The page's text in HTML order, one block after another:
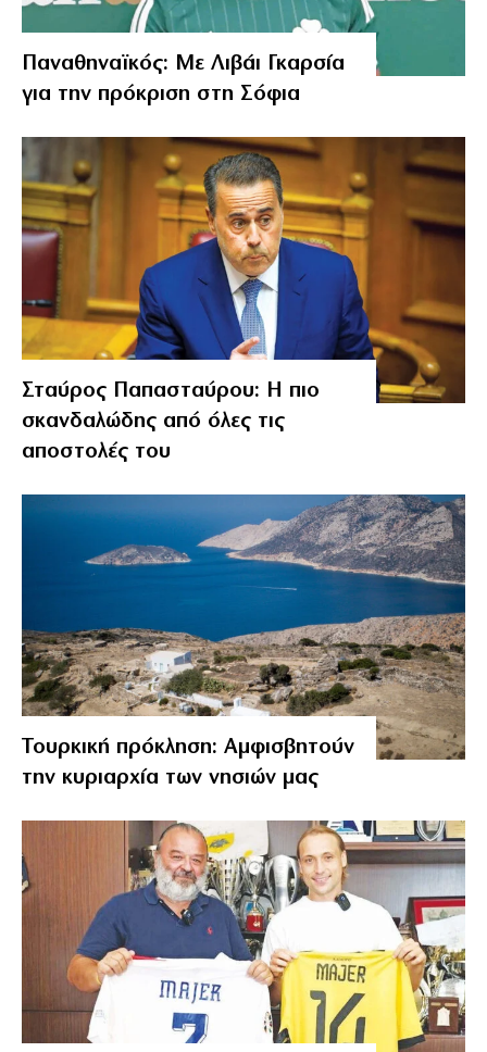
Παναθηναϊκός: Με Λιβάι Γκαρσία
για την πρόκριση στη Σόφια
Σταύρος Παπασταύρου: Η πιο
σκανδαλώδης από όλες τις
αποστολές του
Τουρκική πρόκληση: Αμφισβητούν
την κυριαρχία των νησιών μας